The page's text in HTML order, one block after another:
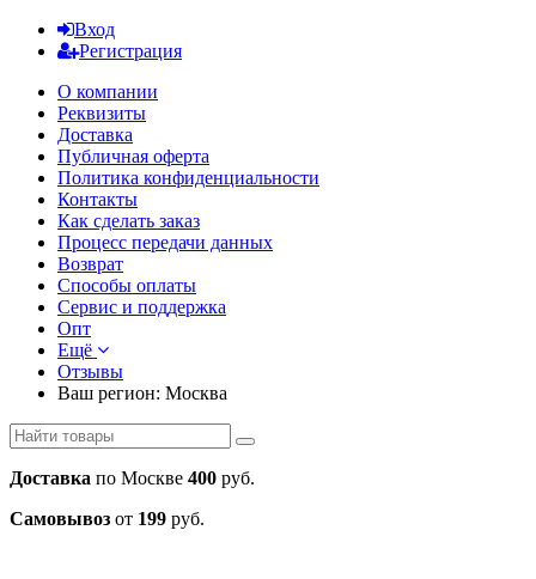
Вход
Регистрация
О компании
Реквизиты
Доставка
Публичная оферта
Политика конфиденциальности
Контакты
Как сделать заказ
Процесс передачи данных
Возврат
Способы оплаты
Сервис и поддержка
Опт
Ещё
Отзывы
Ваш регион: Москва
Доставка по Москве 400 руб.
Самовывоз от 199 руб.